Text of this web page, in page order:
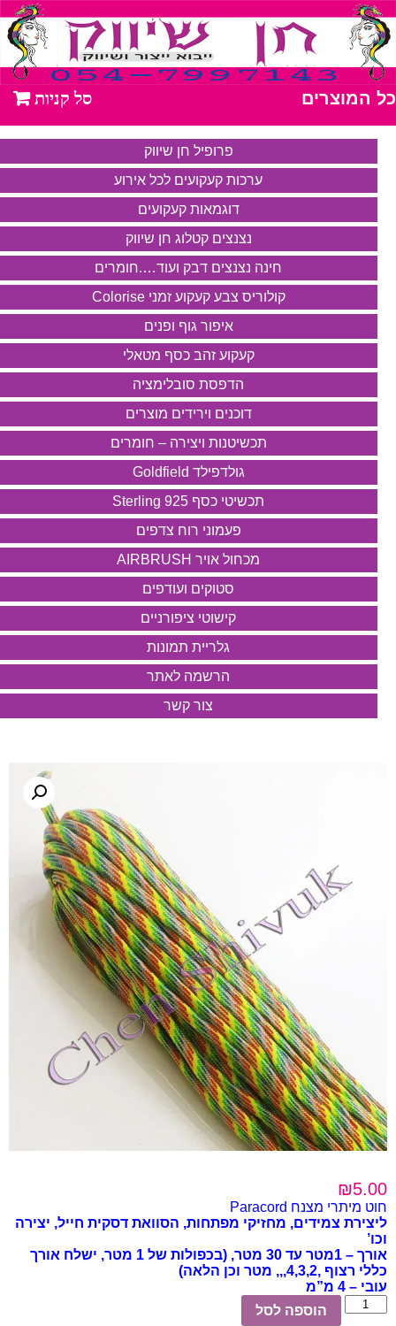
כל המוצרים
פרופיל חן שיווק
ערכות קעקועים לכל אירוע
דוגמאות קעקועים
נצנצים קטלוג חן שיווק
חינה נצנצים דבק ועוד….חומרים
קולוריס צבע קעקוע זמני Colorise
איפור גוף ופנים
קעקוע זהב כסף מטאלי
הדפסת סובלימציה
דוכנים וירידים מוצרים
תכשיטנות ויצירה – חומרים
גולדפילד Goldfield
תכשיטי כסף 925 Sterling
פעמוני רוח צדפים
מכחול אויר AIRBRUSH
סטוקים ועודפים
קישוטי ציפורניים
גלריית תמונות
הרשמה לאתר
צור קשר
₪5.00
חוט מיתרי מצנח Paracord
ליצירת צמידים, מחזיקי מפתחות, הסוואת דסקית חייל, יצירה
וכו’
אורך – 1מטר עד 30 מטר, (בכפולות של 1 מטר, ישלח אורך
כללי רצוף ,4,3,2,,, מטר וכן הלאה)
עובי – 4 מ”מ
כמות
של
הוספה לסל